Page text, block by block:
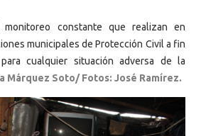
constante que realizan en
municipales de Protección Civil a fin
cualquier situación adversa de la
Márquez Soto/ Fotos: José Ramírez.